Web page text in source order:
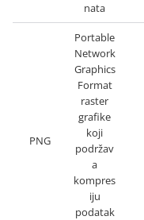
nata
PNG
Portable
Network
Graphics
Format
raster
grafike
koji
podržav
a
kompres
iju
podatak